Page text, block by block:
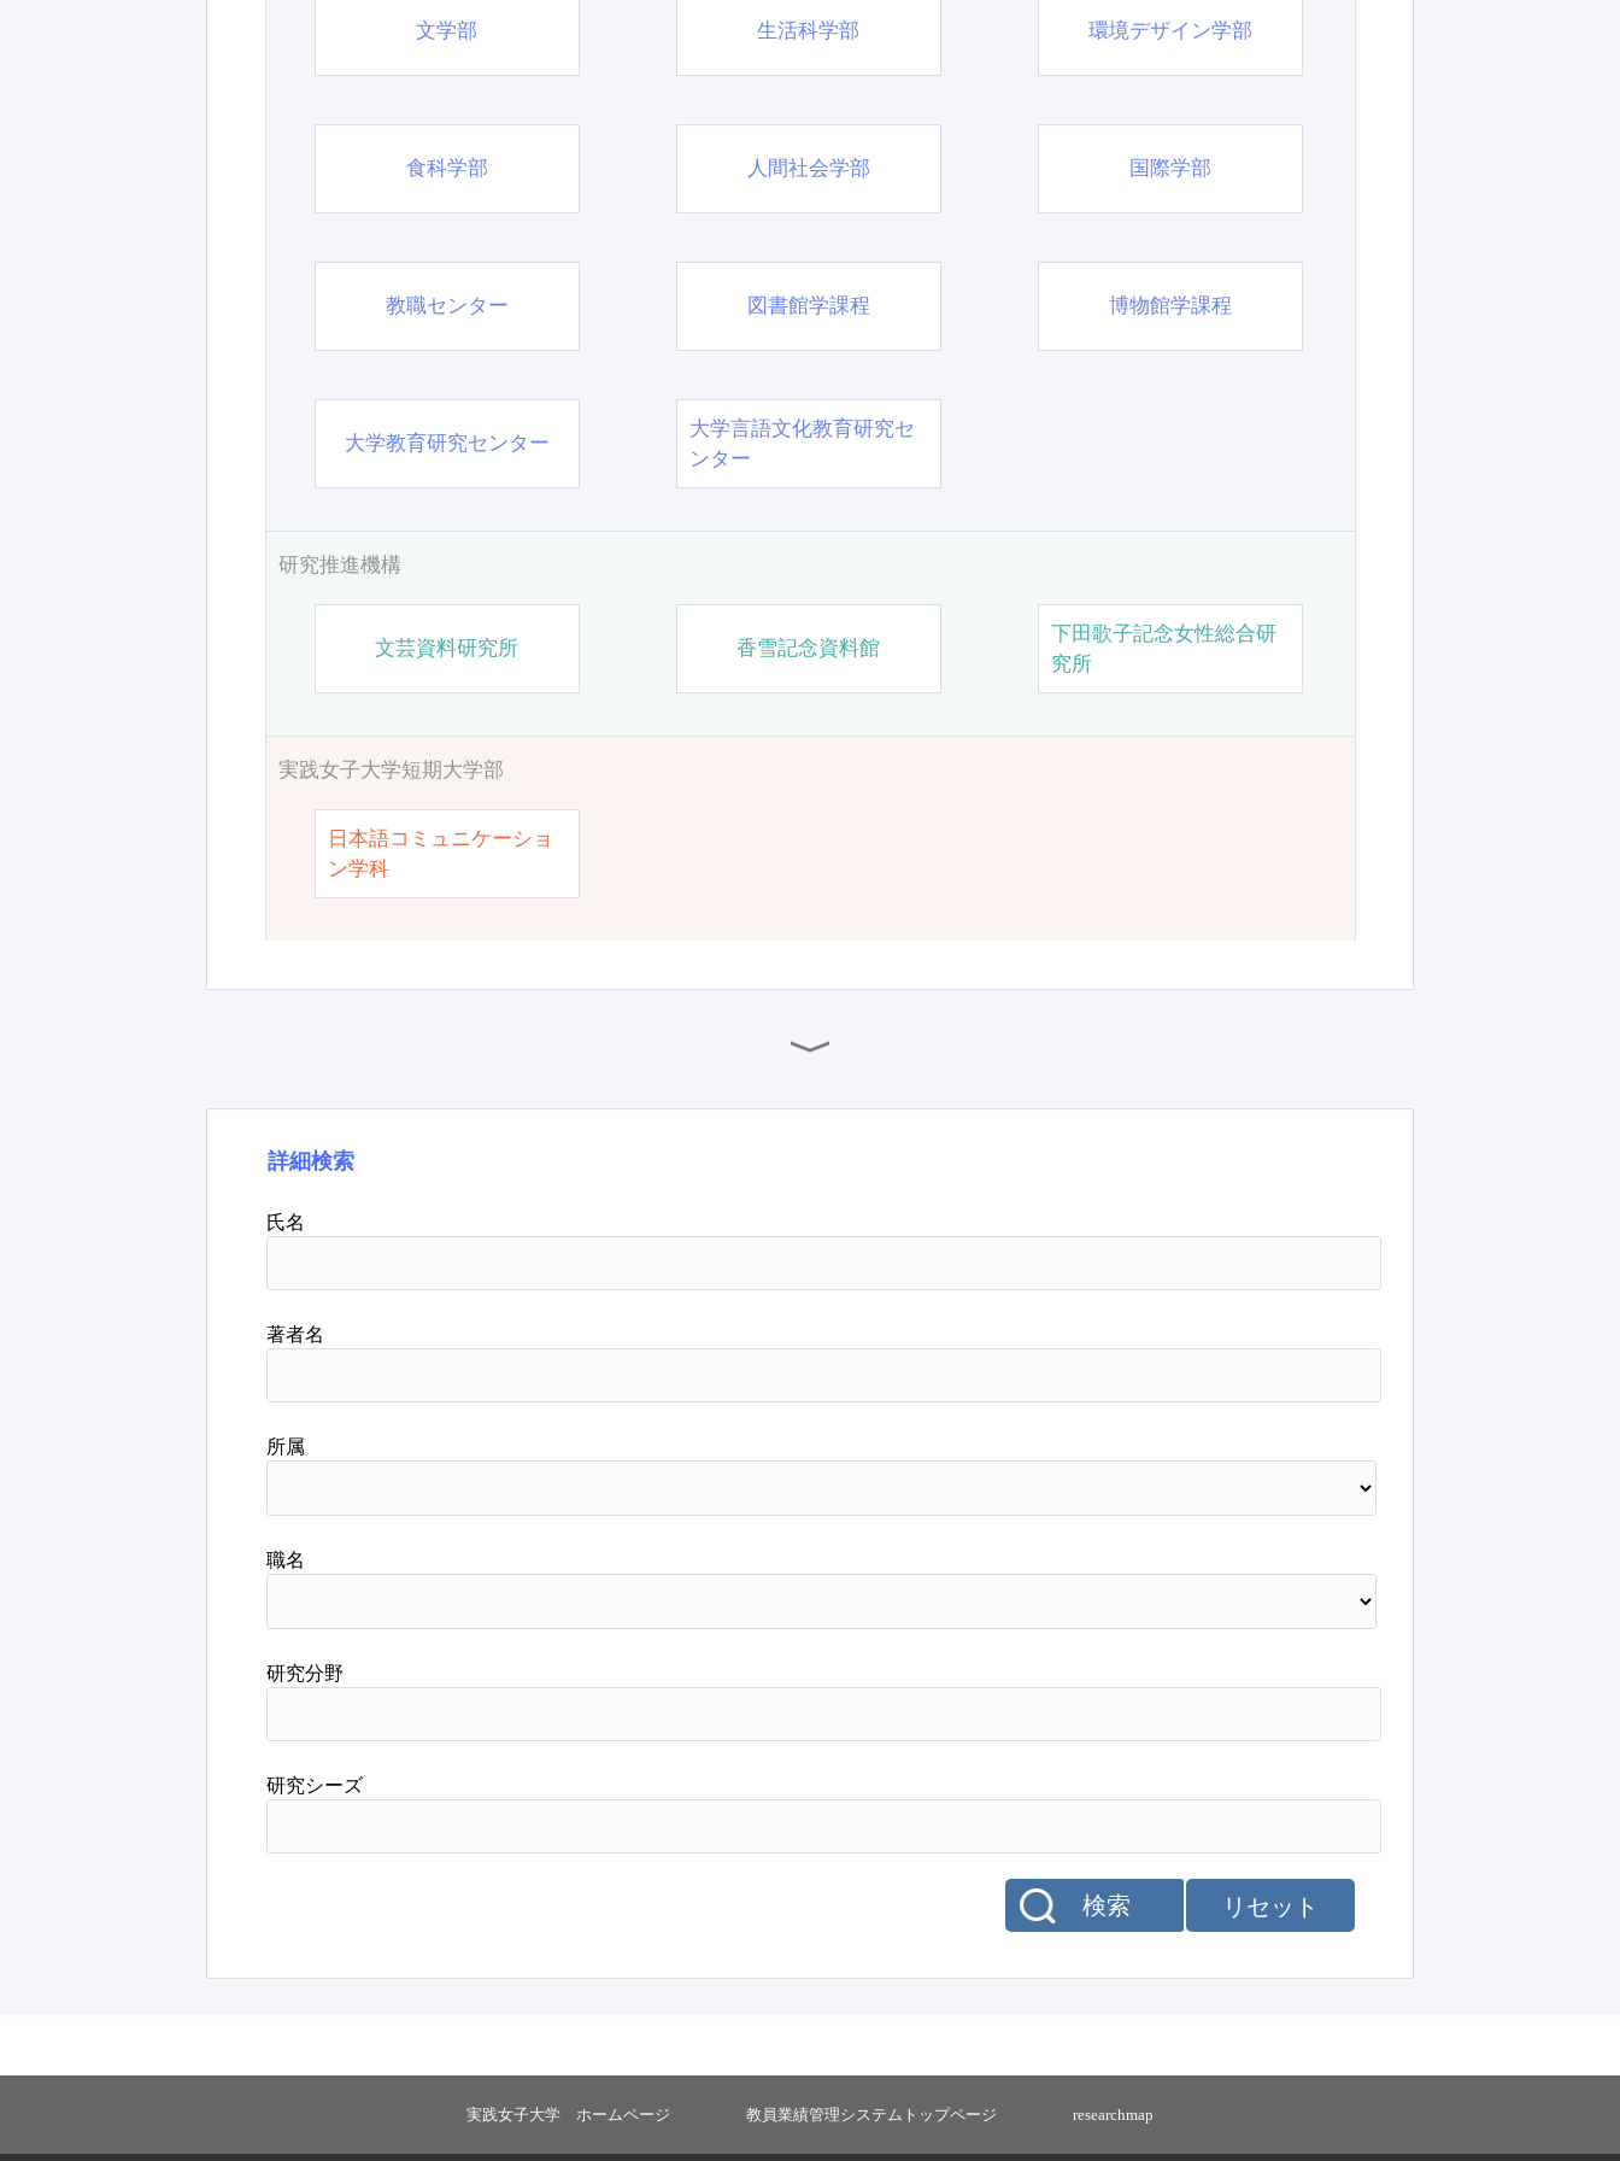
文学部 生活科学部 環境デザイン学部
食科学部 人間社会学部 国際学部
教職センター 図書館学課程 博物館学課程
大学教育研究センター
大学言語文化教育研究セ
ンター
研究推進機構
文芸資料研究所 香雪記念資料館
下田歌子記念女性総合研
究所
実践女子大学短期大学部
日本語コミュニケーショ
ン学科
詳細検索
氏名
著者名
所属
職名
研究分野
研究シーズ
リセット
検索
実践女子大学 ホームページ 教員業績管理システムトップページ researchmap